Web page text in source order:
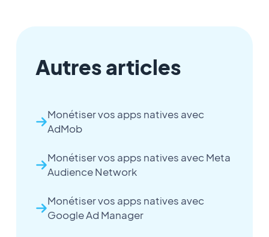
Autres articles
Monétiser vos apps natives avec
AdMob
Monétiser vos apps natives avec Meta
Audience Network
Monétiser vos apps natives avec
Google Ad Manager